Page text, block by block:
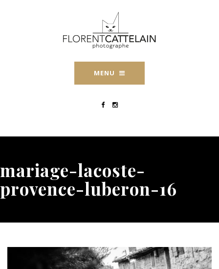
MENU
mariage-lacoste-
provence-luberon-16